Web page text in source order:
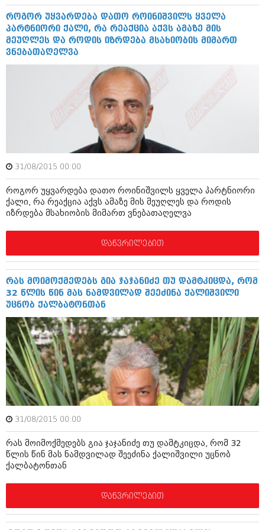
იანვარი 2016 (206)
დეკემბერი 2015 (207)
ნოემბერი 2015 (264)
ოქტომბერი 2015 (204)
სექტემბერი 2015 (215)
აგვისტო 2015 (286)
ივლისი 2015 (173)
ივნისი 2015 (261)
მაისი 2015 (194)
აპრილი 2015 (208)
მარტი 2015 (365)
თებერვალი 2015 (286)
იანვარი 2015 (247)
ოქტომბერი 2014 (292)
სექტემბერი 2014 (394)
აგვისტო 2014 (248)
ივნისი 2014 (366)
მაისი 2014 (313)
აპრილი 2014 (290)
მარტი 2014 (413)
თებერვალი 2014 (318)
იანვარი 2014 (297)
დეკემბერი 2013 (365)
ოქტომბერი 2013 (256)
სექტემბერი 2013 (368)
აგვისტო 2013 (89)
ივლისი 2013 (182)
ივნისი 2013 (212)
მაისი 2013 (259)
აპრილი 2013 (304)
თებერვალი 2013 (204)
იანვარი 2013 (334)
დეკემბერი 2012 (98)
ნოემბერი 2012 (295)
ოქტომბერი 2012 (350)
აგვისტო 2012 (268)
ივნისი 2012 (282)
მაისი 2012 (240)
როგორ უყვარდება დათო როინიშვილს ყველა
პარტნიორი ქალი, რა რეაქცია აქვს ამაზე მის
მეუღლეს და როდის იზრდება მსახიობის მიმართ
ვნებათაღელვა
31/08/2015 00:00
როგორ უყვარდება დათო როინიშვილს ყველა პარტნიორი
ქალი, რა რეაქცია აქვს ამაზე მის მეუღლეს და როდის
იზრდება მსახიობის მიმართ ვნებათაღელვა
დაწვრილებით
რას მოიმოქმედებს გია ჯაჯანიძე თუ დამტკიცდა, რომ
32 წლის წინ მას ნამდვილად შეეძინა ქალიშვილი
უცნობ ქალბატონთან
31/08/2015 00:00
რას მოიმოქმედებს გია ჯაჯანიძე თუ დამტკიცდა, რომ 32
წლის წინ მას ნამდვილად შეეძინა ქალიშვილი უცნობ
ქალბატონთან
დაწვრილებით